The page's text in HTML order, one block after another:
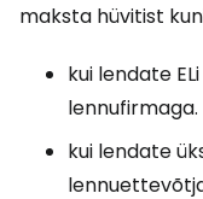
maksta hüvitist
kui lendate
lennufirmaga.
kui lendate